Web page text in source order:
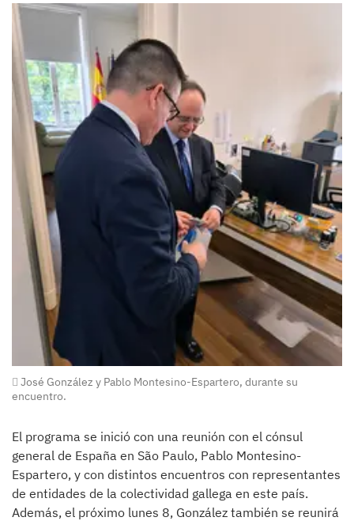
José González y Pablo Montesino-Espartero, durante su
encuentro.
El programa se inició con una reunión con el cónsul
general de España en São Paulo, Pablo Montesino-
Espartero, y con distintos encuentros con representantes
de entidades de la colectividad gallega en este país.
Además, el próximo lunes 8, González también se reunirá